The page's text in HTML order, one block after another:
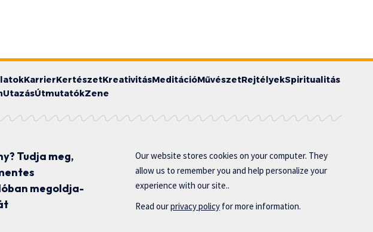
KarrierKertészetKreativitásMeditációMűvészetRejtélyekSpiritualitás
UtazásÚtmutatókZene
Tudja meg,
megoldja-
Our website stores cookies on your computer. They
allow us to remember you and help personalize your
experience with our site..
Read ourprivacy policy for more information.